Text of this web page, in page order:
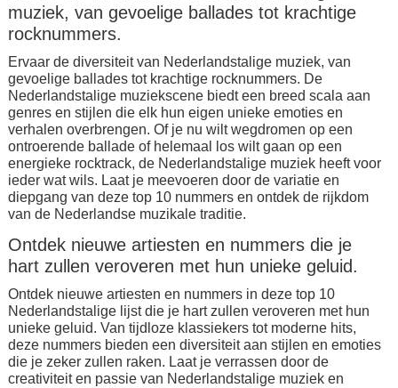
muziek, van gevoelige ballades tot krachtige
rocknummers.
Ervaar de diversiteit van Nederlandstalige muziek, van
gevoelige ballades tot krachtige rocknummers. De
Nederlandstalige muziekscene biedt een breed scala aan
genres en stijlen die elk hun eigen unieke emoties en
verhalen overbrengen. Of je nu wilt wegdromen op een
ontroerende ballade of helemaal los wilt gaan op een
energieke rocktrack, de Nederlandstalige muziek heeft voor
ieder wat wils. Laat je meevoeren door de variatie en
diepgang van deze top 10 nummers en ontdek de rijkdom
van de Nederlandse muzikale traditie.
Ontdek nieuwe artiesten en nummers die je
hart zullen veroveren met hun unieke geluid.
Ontdek nieuwe artiesten en nummers in deze top 10
Nederlandstalige lijst die je hart zullen veroveren met hun
unieke geluid. Van tijdloze klassiekers tot moderne hits,
deze nummers bieden een diversiteit aan stijlen en emoties
die je zeker zullen raken. Laat je verrassen door de
creativiteit en passie van Nederlandstalige muziek en